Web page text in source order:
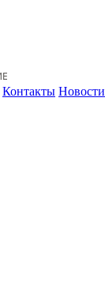
Контакты Новости